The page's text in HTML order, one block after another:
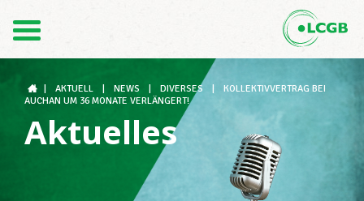
FR
Der LCGB
AKTUELL NEWS DIVERSES
KOLLEKTIVVERTRAG BEI
AUCHAN UM 36 MONATE VERLÄNGERT!
Aktuelles